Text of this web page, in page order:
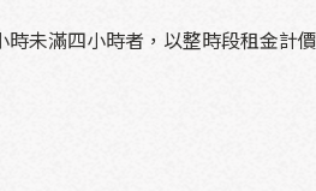
未滿四小時者，以整時段租金計